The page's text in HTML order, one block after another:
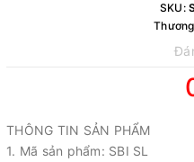
SKU:
THÔNG TIN SẢN PHẨM
1. Mã sản phẩm: SBI SL